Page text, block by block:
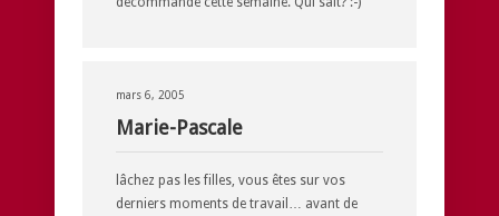
mars 6, 2005
Marie-Pascale
lâchez pas les filles, vous êtes sur vos
derniers moments de travail… avant de